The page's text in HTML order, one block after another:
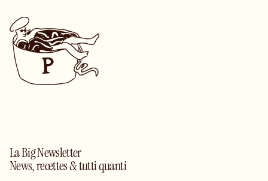
La Big Newsletter
News, recettes & tutti quanti